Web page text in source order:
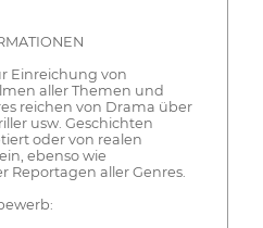
Einreichung von
aller Themen und
reichen von Drama über
usw. Geschichten
oder von realen
ebenso wie
aller Genres.